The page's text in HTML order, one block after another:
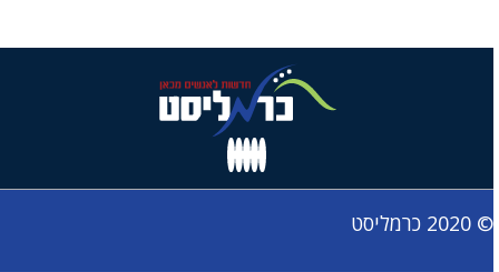
© 2020 כרמליסט